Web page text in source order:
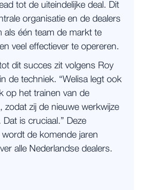
tot de uiteindelijke deal. Dit
organisatie en de dealers
als één team de markt te
veel effectiever te opereren.
dit succes zit volgens Roy
de techniek. “Welisa legt ook
op het trainen van de
zodat zij de nieuwe werkwijze
is cruciaal.” Deze
de komende jaren
alle Nederlandse dealers.